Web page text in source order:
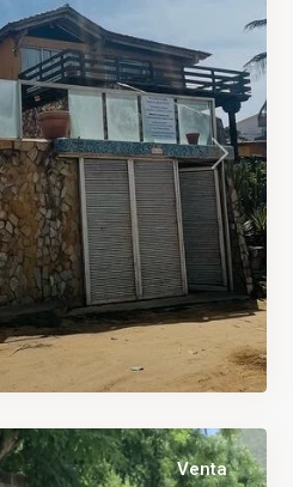
Next
Venta